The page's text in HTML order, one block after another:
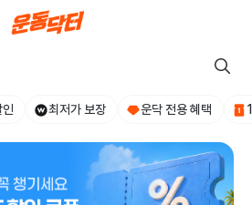
최저가 보장 운닥 전용 혜택